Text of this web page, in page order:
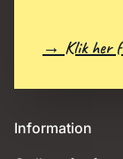
Information
→ Klik her